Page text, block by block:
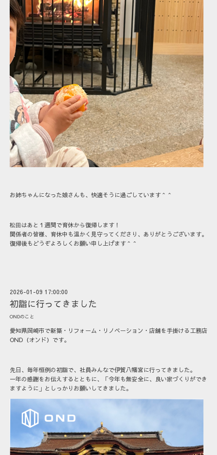
お姉ちゃんになった娘さんも、快適そうに過ごしています＾＾
松田はあと１週間で育休から復帰します！
関係者の皆様、育休中も温かく見守ってくださり、ありがとうございます。
復帰後もどうぞよろしくお願い申し上げます＾＾
2026-01-09 17:00:00
初詣に行ってきました
ONDのこと
愛知県岡崎市で新築・リフォーム・リノベーション・店舗を手掛ける工務店
OND（オンド）です。
先日、毎年恒例の初詣で、社員みんなで伊賀八幡宮に行ってきました。
一年の感謝をお伝えするとともに、「今年も無安全に、良い家づくりができ
ますように」としっかりお願いしてきました。